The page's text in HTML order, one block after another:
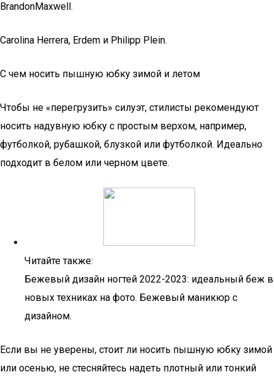
BrandonMaxwell.
Carolina Herrera, Erdem и Philipp Plein.
С чем носить пышную юбку зимой и летом
Чтобы не «перегрузить» силуэт, стилисты рекомендуют
носить надувную юбку с простым верхом, например,
футболкой, рубашкой, блузкой или футболкой. Идеально
подходит в белом или черном цвете.
Читайте также:
Бежевый дизайн ногтей 2022-2023: идеальный беж в
новых техниках на фото. Бежевый маникюр с
дизайном.
Если вы не уверены, стоит ли носить пышную юбку зимой
или осенью, не стесняйтесь надеть плотный или тонкий